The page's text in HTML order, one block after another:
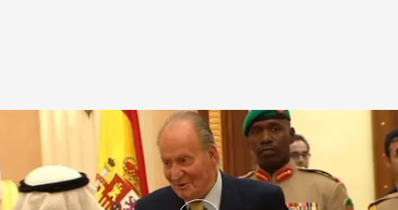
El enfado del rey Juan Carlos porque no logra descubrir quién esta
Daniel Montero Redacción digital Noticias Cuatro
17 OCT 2024 - 18:21h.